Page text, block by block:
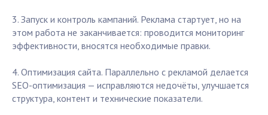
3. Запуск и контроль кампаний. Реклама стартует, но на
этом работа не заканчивается: проводится мониторинг
эффективности, вносятся необходимые правки.
4. Оптимизация сайта. Параллельно с рекламой делается
SEO-оптимизация — исправляются недочёты, улучшается
структура, контент и технические показатели.